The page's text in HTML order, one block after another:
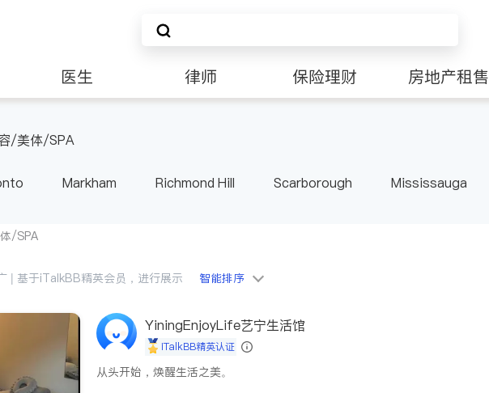
医生 律师 保险理财 房地产租售
/美体/SPA
Markham Richmond Hill Scarborough Mississauga
Stouffville
/SPA
| 基于iTalkBB精英会员，进行展示 智能排序
YiningEnjoyLife艺宁生活馆
iTalkBB精英认证
从头开始，焕醒生活之美。